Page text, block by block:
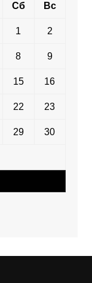
Сб Вс
1 2
8 9
15 16
22 23
29 30